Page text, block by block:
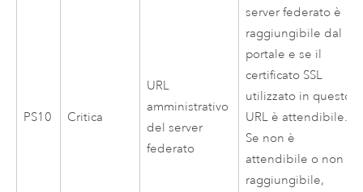
PS10 Critica
URL
amministrativo
del server
federato
server federato è
raggiungibile dal
portale e se il
certificato SSL
utilizzato in questo
URL è attendibile.
Se non è
attendibile o non è
raggiungibile,